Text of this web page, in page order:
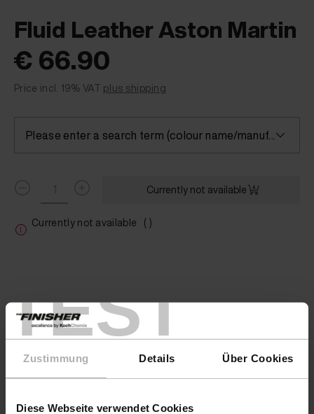
TEST
Zustimmung Details Über Cookies
Diese Webseite verwendet Cookies
Fluid Leather Aston Martin
€ 66.90
Price incl. 19% VAT plus shipping
Please enter a search term (colour name/manufacturer) or select a colour
Currently not available
Currently not available ( )